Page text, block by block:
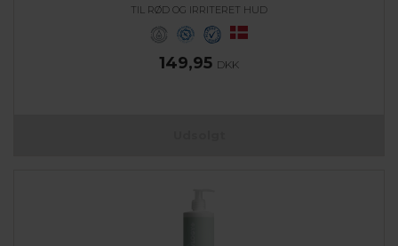
TIL RØD OG IRRITERET HUD
149,95 DKK